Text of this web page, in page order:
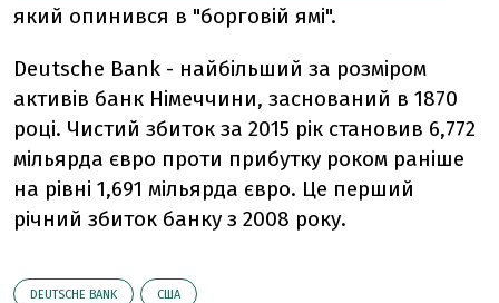
який опинився в "борговій ямі".
Deutsche Bank - найбільший за розміром
активів банк Німеччини, заснований в 1870
році. Чистий збиток за 2015 рік становив 6,772
мільярда євро проти прибутку роком раніше
на рівні 1,691 мільярда євро. Це перший
річний збиток банку з 2008 року.
DEUTSCHE BANK США